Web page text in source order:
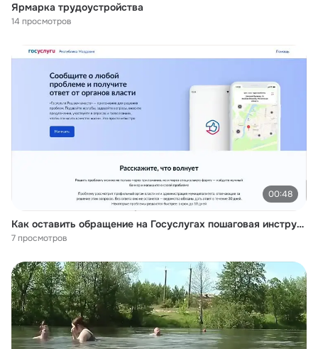
Ярмарка трудоустройства
14 просмотров
00:48
Как оставить обращение на Госуслугах пошаговая инструкция
7 просмотров